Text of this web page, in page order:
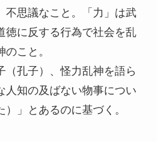
不思議なこと。「力」は武
徳に反する行為で社会を乱
こと。
（孔子）、怪力乱神を語ら
人知の及ばない物事につい
」とあるのに基づく。